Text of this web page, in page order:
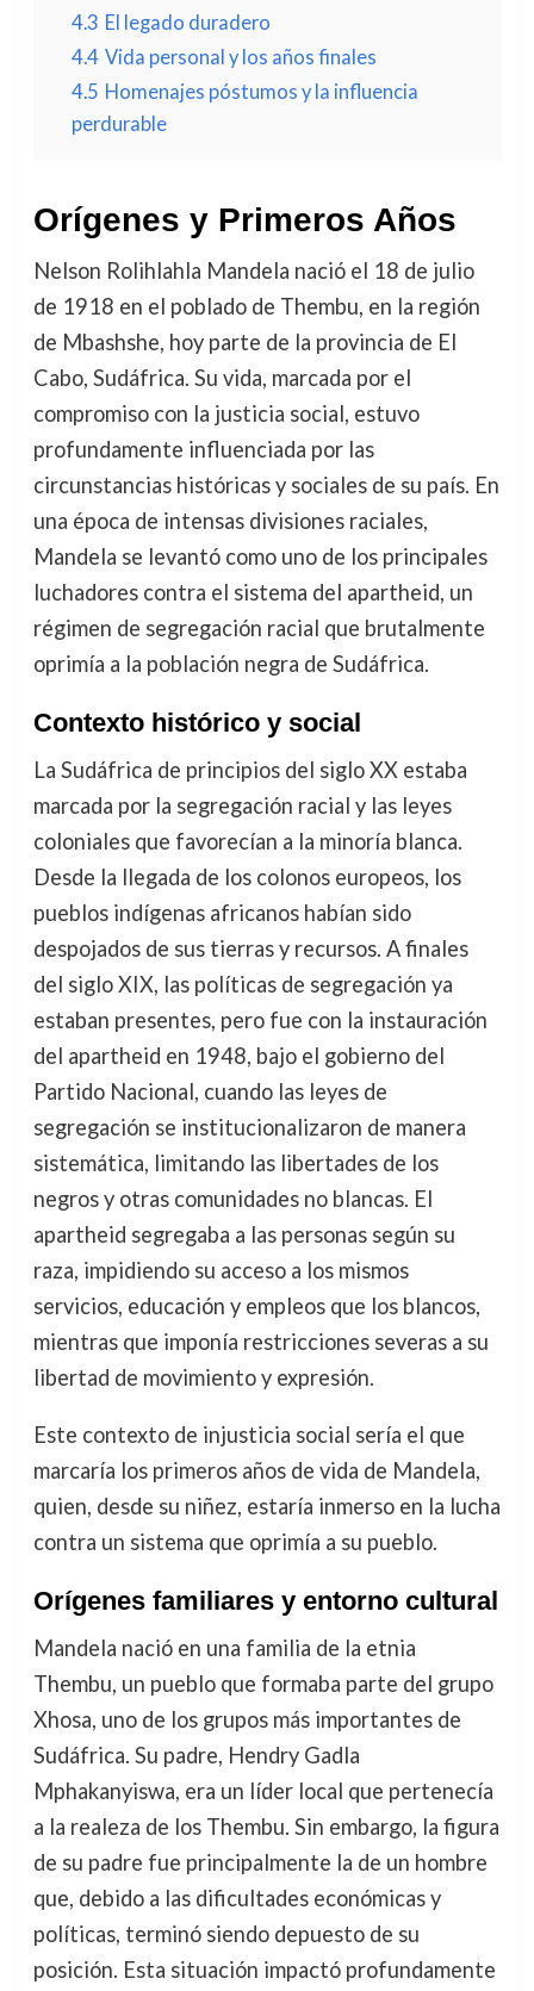
4.3 El legado duradero
4.4 Vida personal y los años finales
4.5 Homenajes póstumos y la influencia
perdurable
Orígenes y Primeros Años
Nelson Rolihlahla Mandela nació el 18 de julio
de 1918 en el poblado de Thembu, en la región
de Mbashshe, hoy parte de la provincia de El
Cabo, Sudáfrica. Su vida, marcada por el
compromiso con la justicia social, estuvo
profundamente influenciada por las
circunstancias históricas y sociales de su país. En
una época de intensas divisiones raciales,
Mandela se levantó como uno de los principales
luchadores contra el sistema del apartheid, un
régimen de segregación racial que brutalmente
oprimía a la población negra de Sudáfrica.
Contexto histórico y social
La Sudáfrica de principios del siglo XX estaba
marcada por la segregación racial y las leyes
coloniales que favorecían a la minoría blanca.
Desde la llegada de los colonos europeos, los
pueblos indígenas africanos habían sido
despojados de sus tierras y recursos. A finales
del siglo XIX, las políticas de segregación ya
estaban presentes, pero fue con la instauración
del apartheid en 1948, bajo el gobierno del
Partido Nacional, cuando las leyes de
segregación se institucionalizaron de manera
sistemática, limitando las libertades de los
negros y otras comunidades no blancas. El
apartheid segregaba a las personas según su
raza, impidiendo su acceso a los mismos
servicios, educación y empleos que los blancos,
mientras que imponía restricciones severas a su
libertad de movimiento y expresión.
Este contexto de injusticia social sería el que
marcaría los primeros años de vida de Mandela,
quien, desde su niñez, estaría inmerso en la lucha
contra un sistema que oprimía a su pueblo.
Orígenes familiares y entorno cultural
Mandela nació en una familia de la etnia
Thembu, un pueblo que formaba parte del grupo
Xhosa, uno de los grupos más importantes de
Sudáfrica. Su padre, Hendry Gadla
Mphakanyiswa, era un líder local que pertenecía
a la realeza de los Thembu. Sin embargo, la figura
de su padre fue principalmente la de un hombre
que, debido a las dificultades económicas y
políticas, terminó siendo depuesto de su
posición. Esta situación impactó profundamente